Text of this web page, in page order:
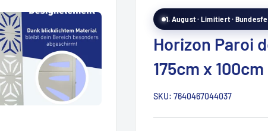
1. August · Limitiert ·
Horizon Paroi
175cm x 100cm
SKU: 7640467044037